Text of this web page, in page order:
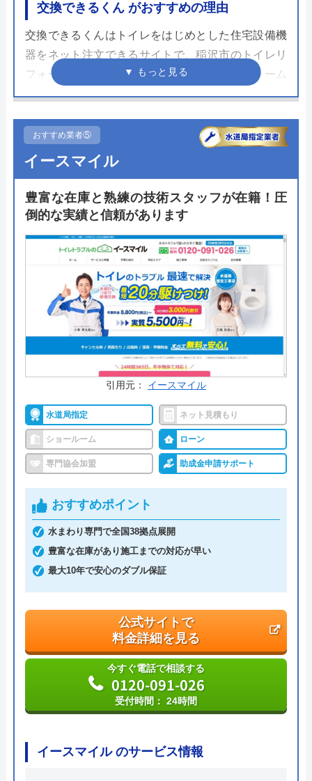
交換できるくん がおすすめの理由
交換できるくんはトイレをはじめとした住宅設備機
器をネット注文できるサイトで、稲沢市のトイレリ
フォームに対応しています。見積もり専用フォーム
から写真を送るだけで見積もりが進むため、現地訪
その分の人件費をカットすることで低価格で商品を
提供することができます。
施工に関しては自社社員もしくは契約しているエン
ジニアが工事を担当しますが、全ての商品に対し
ブルの時も安心です。TOTOやLIXIL、Panasonicな
どの国内主要メーカーのトイレを取り揃えており、
「まるごとサービスパック」では工事費や処分費な
どが全てコミコミのため、金額のわかりやすさもお
すすめのポイントです。
公式サイトで
料金詳細を見る
今すぐ電話で相談する
0120-12-4353
受付時間： 9:00～18:00
交換できるくん の基本情報
運営会社 株式会社交換できるくん
代表者 栗原将
〒150-0011
東京都渋谷区東1丁目26-20 東京建物東
渋谷ビル
おすすめ業者⑤
イースマイル
豊富な在庫と熟練の技術スタッフが在籍！圧
倒的な実績と信頼があります
引用元： イースマイル
水道局指定 ネット見積もり
ショールーム ローン
専門協会加盟 助成金申請サポート
おすすめポイント
水まわり専門で全国38拠点展開
豊富な在庫があり施工までの対応が早い
最大10年で安心のダブル保証
公式サイトで
料金詳細を見る
今すぐ電話で相談する
0120-091-026
受付時間： 24時間
イースマイル のサービス情報